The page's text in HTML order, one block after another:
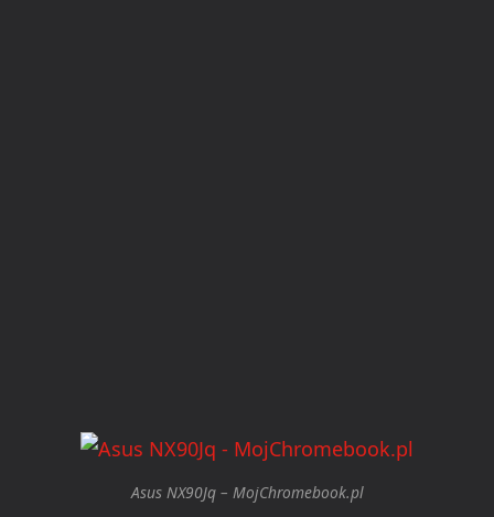
Asus NX90Jq – MojChromebook.pl